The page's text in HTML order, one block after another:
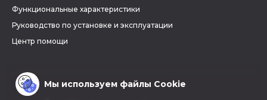
Функциональные характеристики
Руководство по установке и эксплуатации
Центр помощи
Мы используем файлы Cookie